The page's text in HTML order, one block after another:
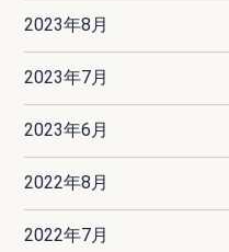
2023年8月
2023年7月
2023年6月
2022年8月
2022年7月